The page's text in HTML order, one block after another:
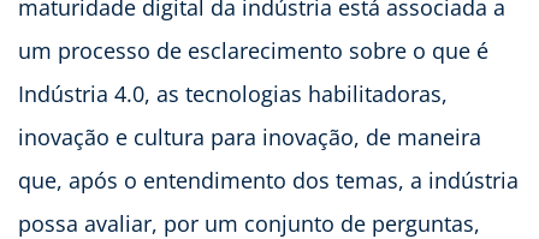
maturidade digital da indústria está associada a
um processo de esclarecimento sobre o que é
Indústria 4.0, as tecnologias habilitadoras,
inovação e cultura para inovação, de maneira
que, após o entendimento dos temas, a indústria
possa avaliar, por um conjunto de perguntas,